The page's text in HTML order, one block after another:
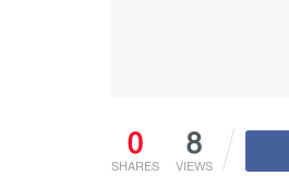
0
SHARES
8
VIEWS